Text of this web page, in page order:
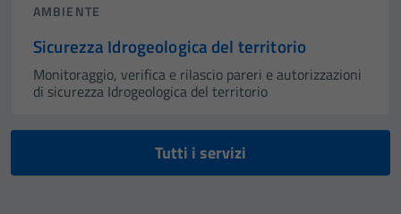
AMBIENTE
Sicurezza Idrogeologica del territorio
Monitoraggio, verifica e rilascio pareri e autorizzazioni
di sicurezza Idrogeologica del territorio
Tutti i servizi